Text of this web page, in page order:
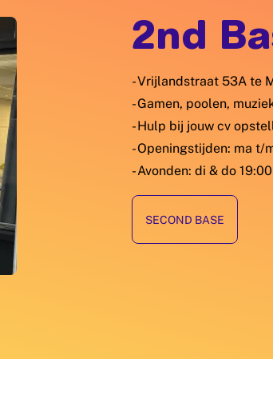
2nd
- Vrijlandstraat 53A te
- Gamen, poolen,
- Hulp bij jouw cv
- Openingstijden: ma t/
- Avonden: di & do
SECOND BASE